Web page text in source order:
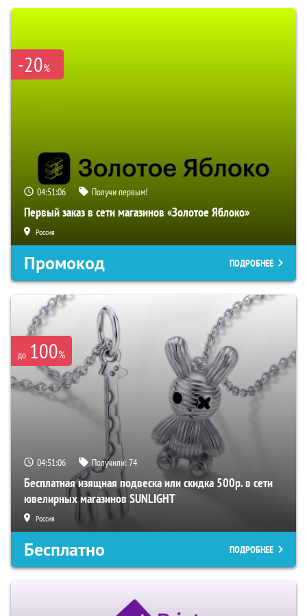
-20%
04:51:05 Получи первым!
Первый заказ в сети магазинов «Золотое Яблоко»
Россия
Промокод ПОДРОБНЕЕ
до 100%
04:51:05 Получили:74
Бесплатная изящная подвеска или скидка 500р. в сети
ювелирных магазинов SUNLIGHT
Россия
Бесплатно ПОДРОБНЕЕ